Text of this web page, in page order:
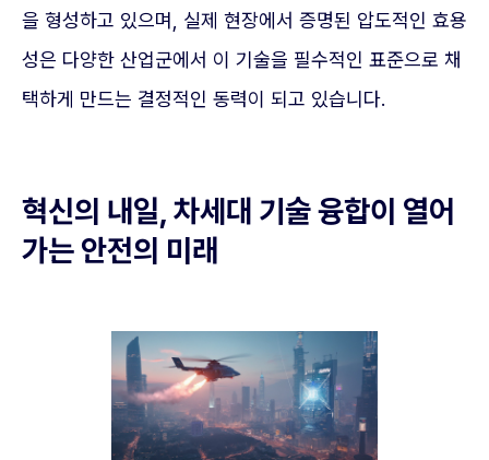
을 형성하고 있으며, 실제 현장에서 증명된 압도적인 효용
성은 다양한 산업군에서 이 기술을 필수적인 표준으로 채
택하게 만드는 결정적인 동력이 되고 있습니다.
혁신의 내일, 차세대 기술 융합이 열어
가는 안전의 미래